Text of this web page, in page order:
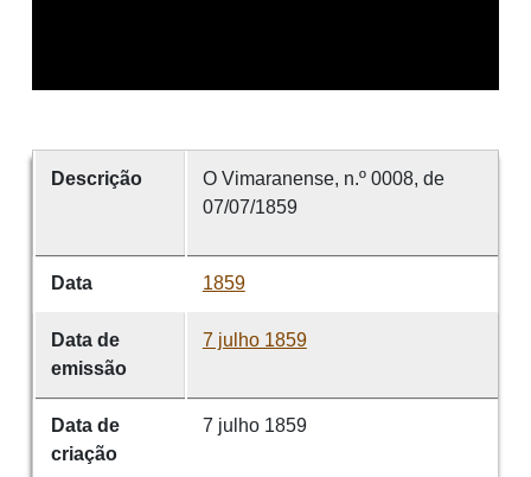
Descrição
O Vimaranense, n.º 0008, de
07/07/1859
Data 1859
Data de
emissão
7 julho 1859
Data de
criação
7 julho 1859